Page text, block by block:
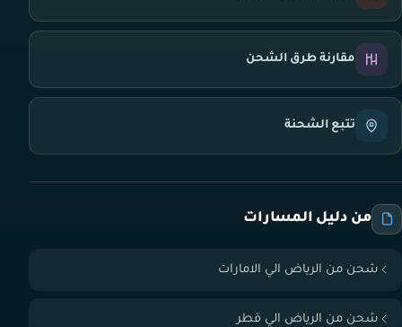
مقارنة طرق الشحن
تتبع الشحنة
من دليل المسارات
شحن من الرياض الي الامارات
شحن من الرياض الي قطر